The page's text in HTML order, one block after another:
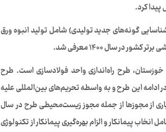
پیدا کرد.
گونه‌های جدید تولیدی) شامل تولید انبوه ورق
طرح راه‌اندازی واحد فولادسازی است. طرح
عقد قرارداد شد. در ادامه این طرح و به واسطه تحریم‌های بین‌المللی علیه
فولادسازی، به مرور بسیاری از مجوزها از جمله مجوز زیست‌محیطی طرح در سال
در زمستان سال ۱۳۹۹ آغاز و در سال ۱۴۰۰ نیز فرایند آن شامل انخاب پیمانکار و الزام بهره‌گیری پیمانکار از تکنولوژی